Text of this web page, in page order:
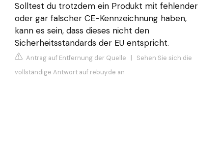
Solltest du trotzdem ein Produkt mit fehlender
oder gar falscher CE-Kennzeichnung haben,
kann es sein, dass dieses nicht den
Sicherheitsstandards der EU entspricht.
Antrag auf Entfernung der Quelle | Sehen Sie sich die
vollständige Antwort auf rebuy.de an